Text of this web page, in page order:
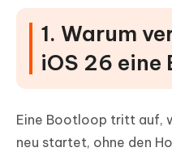
1. Warum
iOS 26 eine
Eine Bootloop tritt auf,
neu startet, ohne den